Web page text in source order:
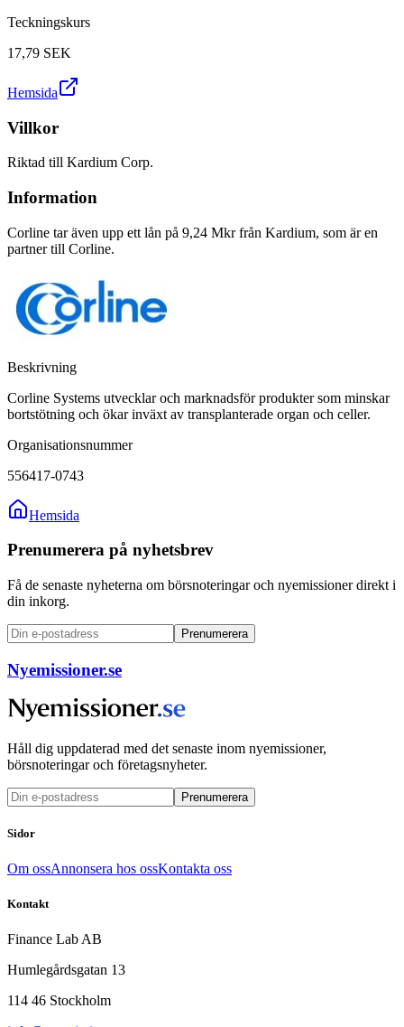
Teckningskurs
17,79 SEK
Hemsida
Villkor
Riktad till Kardium Corp.
Information
Corline tar även upp ett lån på 9,24 Mkr från Kardium, som är en
partner till Corline.
Beskrivning
Corline Systems utvecklar och marknadsför produkter som minskar
bortstötning och ökar inväxt av transplanterade organ och celler.
Organisationsnummer
556417-0743
Hemsida
Prenumerera på nyhetsbrev
Få de senaste nyheterna om börsnoteringar och nyemissioner direkt i
din inkorg.
Prenumerera
Nyemissioner.se
Håll dig uppdaterad med det senaste inom nyemissioner,
börsnoteringar och företagsnyheter.
Prenumerera
Sidor
Om ossAnnonsera hos ossKontakta oss
Kontakt
Finance Lab AB
Humlegårdsgatan 13
114 46 Stockholm